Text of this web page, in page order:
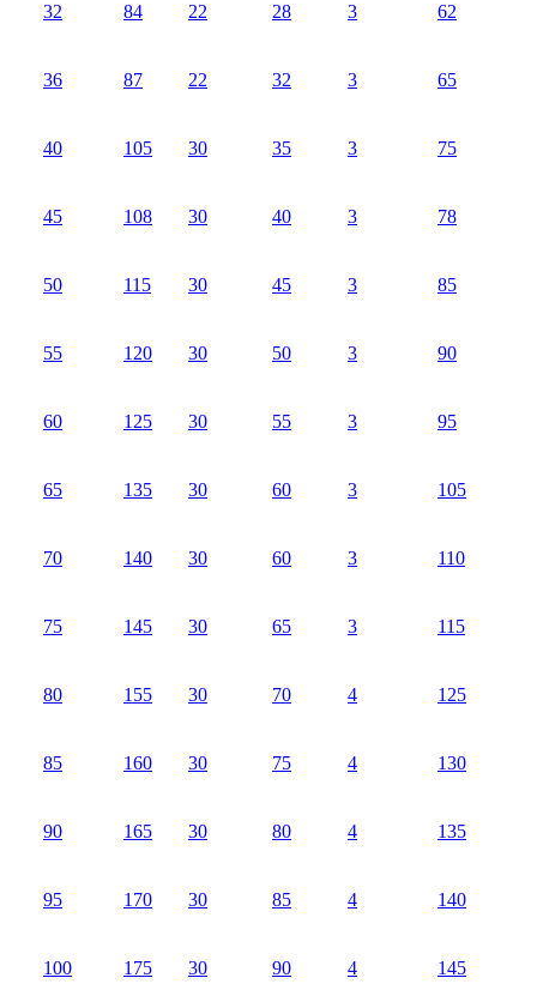
32 84 22 28 3 62
36 87 22 32 3 65
40 105 30 35 3 75
45 108 30 40 3 78
50 115 30 45 3 85
55 120 30 50 3 90
60 125 30 55 3 95
65 135 30 60 3 105
70 140 30 60 3 110
75 145 30 65 3 115
80 155 30 70 4 125
85 160 30 75 4 130
90 165 30 80 4 135
95 170 30 85 4 140
100 175 30 90 4 145